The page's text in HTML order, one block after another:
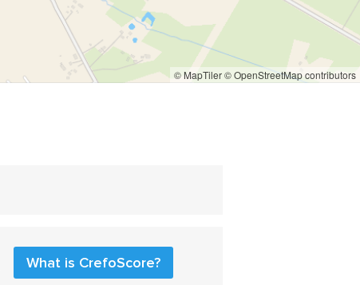
© MapTiler© OpenStreetMap contributors
What is CrefoScore?